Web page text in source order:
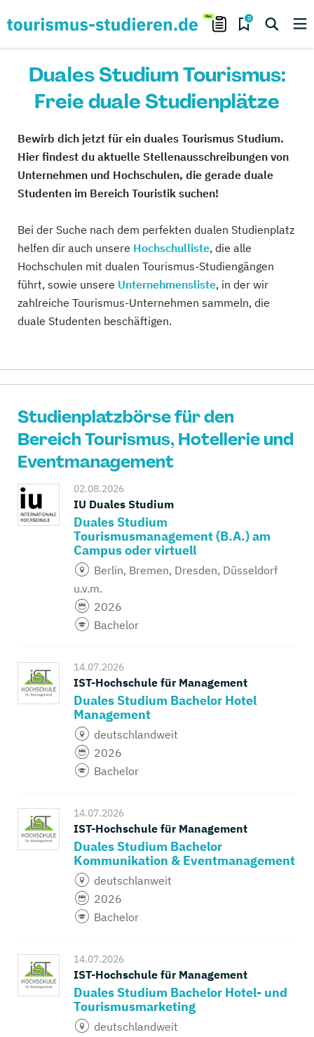
0
Duales Studium Tourismus:
Freie duale Studienplätze
Bewirb dich jetzt für ein duales Tourismus Studium.
Hier findest du aktuelle Stellenausschreibungen von
Unternehmen und Hochschulen, die gerade duale
Studenten im Bereich Touristik suchen!
Bei der Suche nach dem perfekten dualen Studienplatz
helfen dir auch unsere Hochschulliste, die alle
Hochschulen mit dualen Tourismus-Studiengängen
führt, sowie unsere Unternehmensliste, in der wir
zahlreiche Tourismus-Unternehmen sammeln, die
duale Studenten beschäftigen.
Studienplatzbörse für den
Bereich Tourismus, Hotellerie und
Eventmanagement
02.08.2026
IU Duales Studium
Duales Studium
Tourismusmanagement (B.A.) am
Campus oder virtuell
Berlin, Bremen, Dresden, Düsseldorf
u.v.m.
2026
Bachelor
14.07.2026
IST-Hochschule für Management
Duales Studium Bachelor Hotel
Management
deutschlandweit
2026
Bachelor
14.07.2026
IST-Hochschule für Management
Duales Studium Bachelor
Kommunikation & Eventmanagement
deutschlanweit
2026
Bachelor
14.07.2026
IST-Hochschule für Management
Duales Studium Bachelor Hotel- und
Tourismusmarketing
deutschlandweit